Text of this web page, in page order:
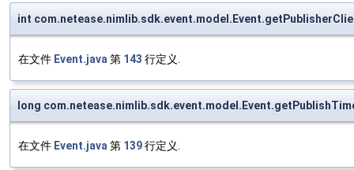
int
在文件 Event.java 第 143 行定义.
long
在文件 Event.java 第 139行定义.